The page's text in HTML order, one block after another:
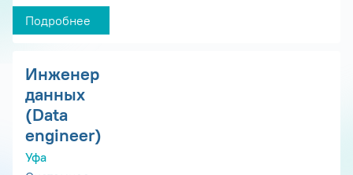
Подробнее
Инженер
данных
(Data
engineer)
Уфа